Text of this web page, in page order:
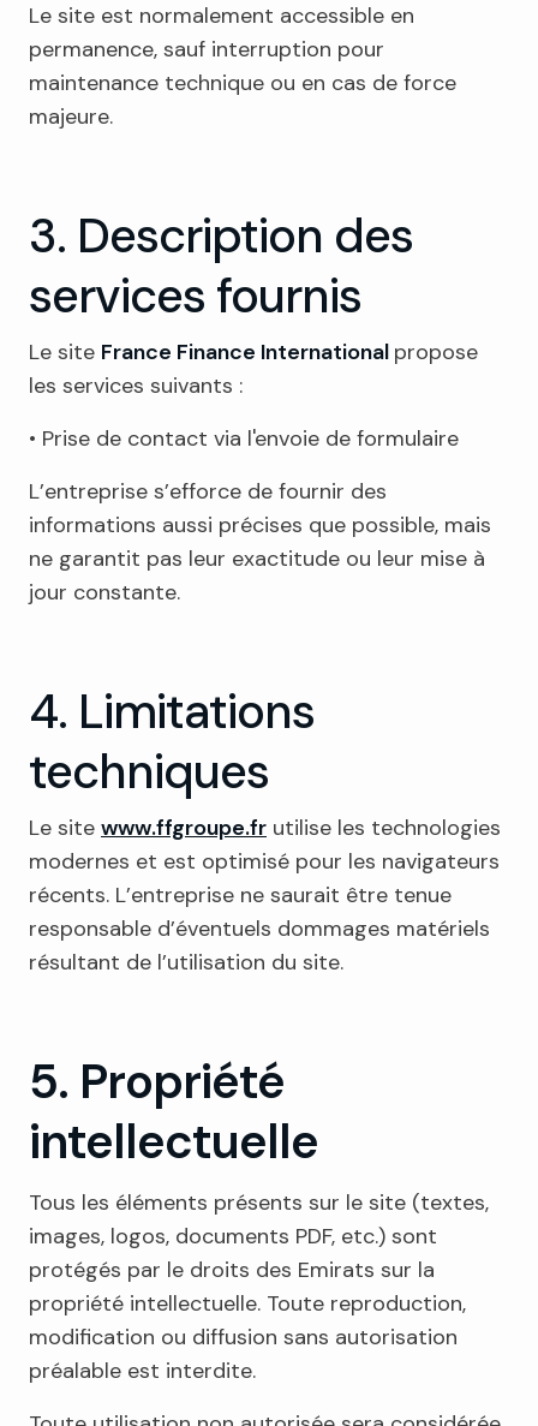
Le site est normalement accessible en
permanence, sauf interruption pour
maintenance technique ou en cas de force
majeure.
3. Description des
services fournis
Le site France Finance International propose
les services suivants :
• Prise de contact via l'envoie de formulaire
L’entreprise s’efforce de fournir des
informations aussi précises que possible, mais
ne garantit pas leur exactitude ou leur mise à
jour constante.
4. Limitations
techniques
Le site www.ffgroupe.fr utilise les technologies
modernes et est optimisé pour les navigateurs
récents. L’entreprise ne saurait être tenue
responsable d’éventuels dommages matériels
résultant de l’utilisation du site.
5. Propriété
intellectuelle
Tous les éléments présents sur le site (textes,
images, logos, documents PDF, etc.) sont
protégés par le droits des Emirats sur la
propriété intellectuelle. Toute reproduction,
modification ou diffusion sans autorisation
préalable est interdite.